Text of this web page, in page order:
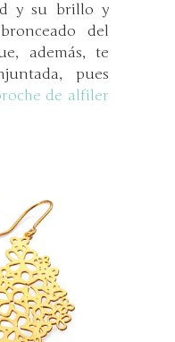
y su brillo y
del
además, te
pues
de alfiler